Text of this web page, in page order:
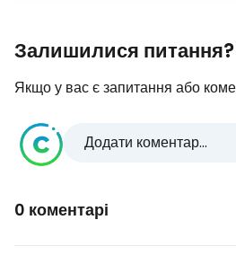
Залишилися питання?
Якщо у вас є запитання або
Додати коментар...
0 коментарі